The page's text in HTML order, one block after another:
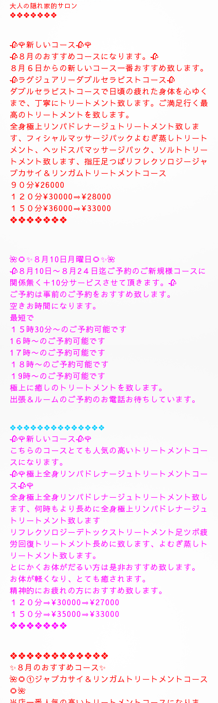
スして頂き、ワンランク上のおもてなしで疲れた貴方様のお体を
丁寧なトリートメントで癒やします。
ナチュラルはお客様のお体と健康維持のメンテナスサロンを目指
します。
お客様に寄り添ったおもてなしを心がけております。
癒しとリラグゼーショントリートメントを高めていきます。
ナチュラルは完全プライベートトリートメントサロン貸し切りゆ
っくりトリートメント致します。
大人の隠れ家、本格的リラグゼーションサロンです。
紳士的なお客様に来て頂きたいと思います。
当店はマナーのいいお客様に来て頂きたいと思います。
当店は安心、安全なお店になります。
大人の隠れ家的サロン
❖❖❖❖❖❖❖
🥀🌹新しいコース🥀🌹
🥀８月のおすすめコースになります。🥀
８月６日からの新しいコース一番おすすめ致します。
🥀ラグジュアリーダブルセラピストコース🥀
ダブルセラピストコースで日頃の疲れた身体を心ゆく
全身極上リンパドレナージュトリートメント致しま
す、フィシャルマッサージパックよむぎ蒸しトリート
メント、ヘッドスパマッサージパック、ソルトトリー
トメント致します、指圧足つぼリフレクソロジージャ
プカサイ＆リンガムトリートメントコース
９０分¥26000
１２０分¥30000⇒¥28000
１５０分¥36000⇒¥33000
❖❖❖❖❖❖❖
🌺🌻✨８月10日月曜日 🌻✨🌺
🥀８月10日〜８月2４日迄ご予約のご新規様コースに
ご予約は事前のご予約をおすすめ致します。
空きお時間になります。
最短で
１５時30分〜のご予約可能です
1６時〜のご予約可能です
1７時〜のご予約可能です
１８時〜のご予約可能です
１9時〜のご予約可能です
極上に癒しのトリートメントを致します。
出張＆ルームのご予約のお電話お待ちしています。
❖❖❖❖❖❖❖❖❖❖❖❖❖❖
🥀🌹新しいコース🥀🌹
こちらのコースとても人気の高いトリートメントコー
スになります。
🥀🌹極上全身リンパドレナージュトリートメントコー
ス🥀🌹
全身極上全身リンパドレナージュトリートメント致し
トリートメント致します
リフレクソロジーデトックストリートメント足ツボ疲
労回復トリートメント長めに致します、よむぎ蒸しト
リートメント致します。
とにかくお体がだるい方は是非おすすめ致します。